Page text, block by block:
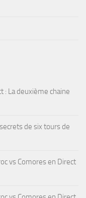
: La deuxième chaine
de six tours de
vs Comores en Direct